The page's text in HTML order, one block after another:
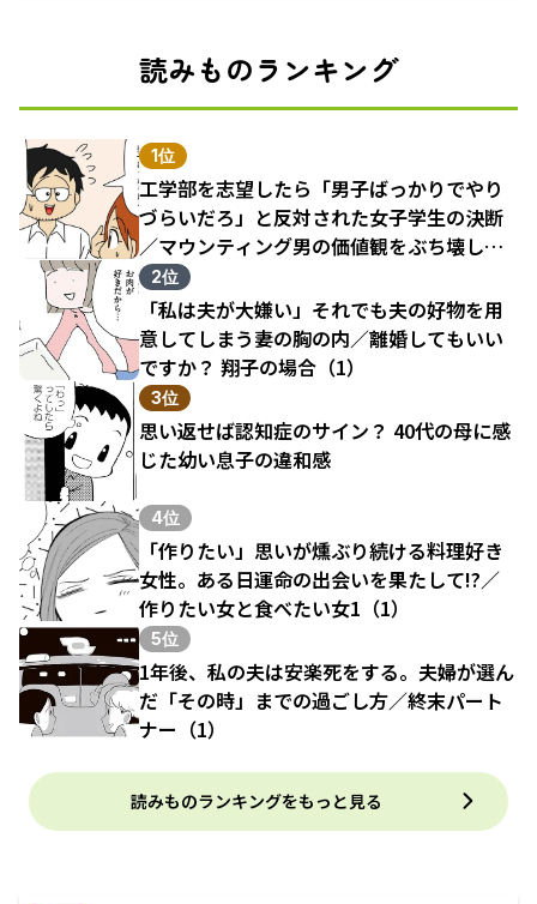
読みものランキング
1位
工学部を志望したら「男子ばっかりでやり
づらいだろ」と反対された女子学生の決断
／マウンティング男の価値観をぶち壊した
結果（1）
2位
「私は夫が大嫌い」それでも夫の好物を用
意してしまう妻の胸の内／離婚してもいい
ですか？ 翔子の場合（1）
3位
思い返せば認知症のサイン？ 40代の母に感
じた幼い息子の違和感
4位
「作りたい」思いが燻ぶり続ける料理好き
女性。ある日運命の出会いを果たして!?／
作りたい女と食べたい女1（1）
5位
1年後、私の夫は安楽死をする。夫婦が選ん
だ「その時」までの過ごし方／終末パート
ナー（1）
読みものランキングをもっと見る